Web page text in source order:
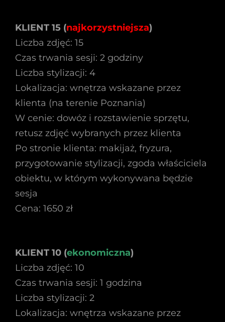
KLIENT 15 (najkorzystniejsza)
Liczba zdjęć: 15
Czas trwania sesji: 2 godziny
Liczba stylizacji: 4
Lokalizacja: wnętrza wskazane przez
klienta (na terenie Poznania)
W cenie: dowóz i rozstawienie sprzętu,
retusz zdjęć wybranych przez klienta
Po stronie klienta: makijaż, fryzura,
przygotowanie stylizacji, zgoda właściciela
obiektu, w którym wykonywana będzie
sesja
Cena: 1650 zł
KLIENT 10 (ekonomiczna)
Liczba zdjęć: 10
Czas trwania sesji: 1 godzina
Liczba stylizacji: 2
Lokalizacja: wnętrza wskazane przez